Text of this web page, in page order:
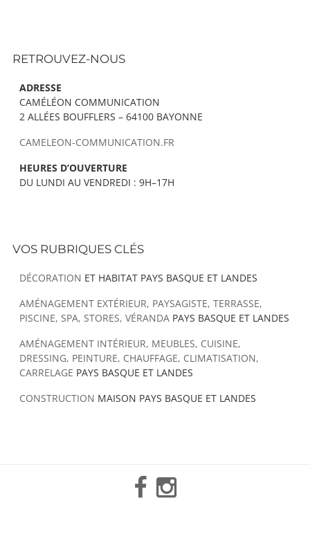
RETROUVEZ-NOUS
ADRESSE
CAMÉLÉON COMMUNICATION
2 ALLÉES BOUFFLERS – 64100 BAYONNE
CAMELEON-COMMUNICATION.FR
HEURES D’OUVERTURE
DU LUNDI AU VENDREDI : 9H–17H
VOS RUBRIQUES CLÉS
DÉCORATION ET HABITAT PAYS BASQUE ET LANDES
AMÉNAGEMENT EXTÉRIEUR, PAYSAGISTE, TERRASSE,
PISCINE, SPA, STORES, VÉRANDA PAYS BASQUE ET LANDES
AMÉNAGEMENT INTÉRIEUR, MEUBLES, CUISINE,
DRESSING, PEINTURE, CHAUFFAGE, CLIMATISATION,
CARRELAGE PAYS BASQUE ET LANDES
CONSTRUCTION MAISON PAYS BASQUE ET LANDES
Facebook